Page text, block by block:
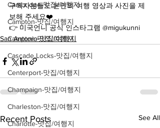
Cambridge-맛집/여행지
Campton-맛집/여행지
Campton-맛집/여행지
Cascade Locks-맛집/여행지
Centerport-맛집/여행지
Champaign-맛집/여행지
Charleston-맛집/여행지
Charlotte-맛집/여행지
구독자분들도 본인의 여행 영상과 사진을 제
보해 주세요❤️
👉 미국언니 공식 인스타그램 @migukunni
San Antonio-맛집/여행지
Recent Posts See All